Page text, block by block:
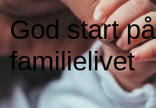
God start på
familielivet